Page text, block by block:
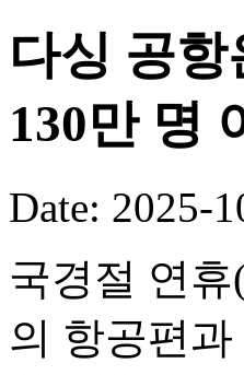
다싱 공
130만 명
Date: 2025-
국경절 연
의 항공편